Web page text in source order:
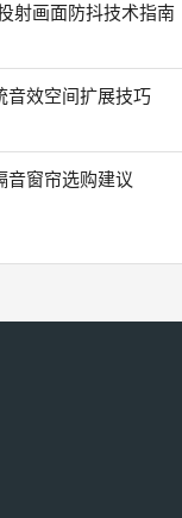
射画面防抖技术指南
音效空间扩展技巧
音窗帘选购建议